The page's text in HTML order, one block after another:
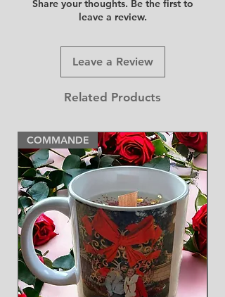
Share your thoughts. Be the first to
leave a review.
Leave a Review
Related Products
COMMANDE